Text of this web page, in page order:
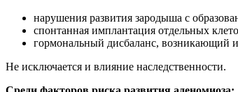
нарушения развития зародыша с
спонтанная имплантация отдельных
гормональный дисбаланс, возникающий
Не исключается и влияние наследственности.